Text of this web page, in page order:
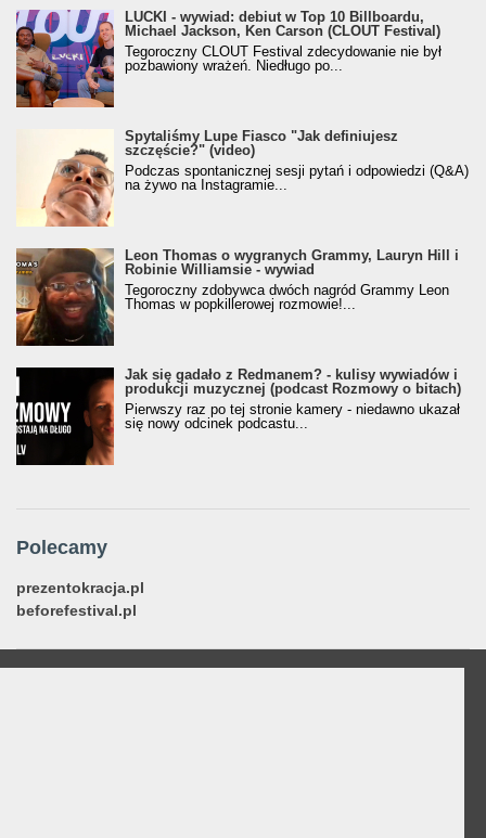
LUCKI - wywiad: debiut w Top 10 Billboardu,
Michael Jackson, Ken Carson (CLOUT Festival)
Tegoroczny CLOUT Festival zdecydowanie nie był
pozbawiony wrażeń. Niedługo po...
Spytaliśmy Lupe Fiasco "Jak definiujesz
szczęście?" (video)
Podczas spontanicznej sesji pytań i odpowiedzi (Q&A)
na żywo na Instagramie...
Leon Thomas o wygranych Grammy, Lauryn Hill i
Robinie Williamsie - wywiad
Tegoroczny zdobywca dwóch nagród Grammy Leon
Thomas w popkillerowej rozmowie!...
Jak się gadało z Redmanem? - kulisy wywiadów i
produkcji muzycznej (podcast Rozmowy o bitach)
Pierwszy raz po tej stronie kamery - niedawno ukazał
się nowy odcinek podcastu...
Polecamy
prezentokracja.pl
beforefestival.pl